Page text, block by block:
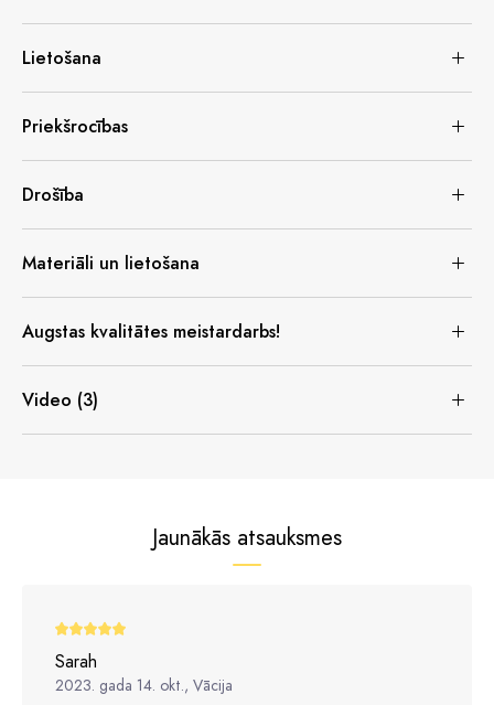
Lietošana
Priekšrocības
Drošība
Materiāli un lietošana
Augstas kvalitātes meistardarbs!
Video (3)
Jaunākās atsauksmes
Sarah
2023. gada 14. okt., Vācija